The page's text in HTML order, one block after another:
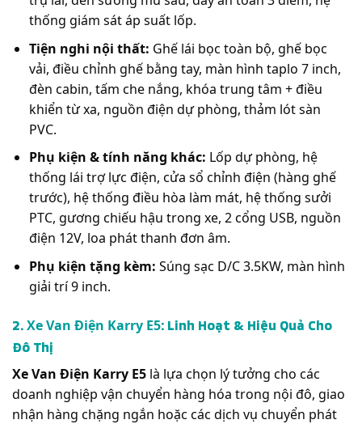
thống giám sát áp suất lốp.
Tiện nghi nội thất: Ghế lái bọc toàn bộ, ghế bọc
vải, điều chỉnh ghế bằng tay, màn hình taplo 7 inch,
đèn cabin, tấm che nắng, khóa trung tâm + điều
khiển từ xa, nguồn điện dự phòng, thảm lót sàn
PVC.
Phụ kiện & tính năng khác: Lốp dự phòng, hệ
thống lái trợ lực điện, cửa sổ chỉnh điện (hàng ghế
trước), hệ thống điều hòa làm mát, hệ thống sưởi
PTC, gương chiếu hậu trong xe, 2 cổng USB, nguồn
điện 12V, loa phát thanh đơn âm.
Phụ kiện tặng kèm: Súng sạc D/C 3.5KW, màn hình
giải trí 9 inch.
2.Xe Van Điện Karry E5: Linh Hoạt & Hiệu Quả Cho
Đô Thị
Xe Van Điện Karry E5 là lựa chọn lý tưởng cho các
doanh nghiệp vận chuyển hàng hóa trong nội đô, giao
nhận hàng chặng ngắn hoặc các dịch vụ chuyển phát